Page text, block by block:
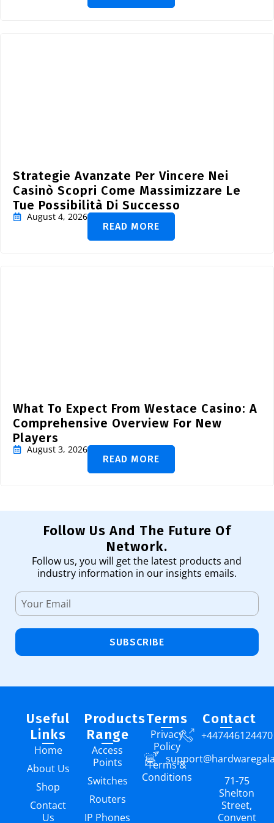
Strategie Avanzate Per Vincere Nei
Casinò Scopri Come Massimizzare Le
Tue Possibilità Di Successo
August 4, 2026
READ MORE
What To Expect From Westace Casino: A
Comprehensive Overview For New
Players
August 3, 2026
READ MORE
Follow Us And The Future Of
Network.
Follow us, you will get the latest products and
industry information in our insights emails.
SUBSCRIBE
Useful
Links
Home
About Us
Shop
Contact
Us
Products
Range
Access
Points
Switches
Routers
IP Phones
Terms
Privacy
Policy
Terms &
Conditions
Contact
+447446124470
71-75
Shelton
Street,
Convent